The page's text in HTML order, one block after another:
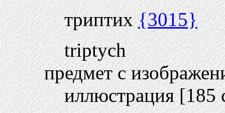
триптих{3015}
triptych
предмет с
иллюстрация [185